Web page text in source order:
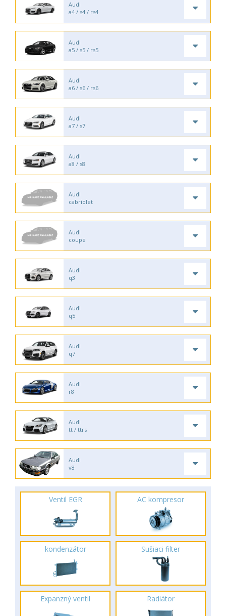
Audi
a4 / s4 / rs4
Audi
a5 / s5 / rs5
Audi
a6 / s6 / rs6
Audi
a7 / s7
Audi
a8 / s8
Audi
cabriolet
Audi
coupe
Audi
q3
Audi
q5
Audi
q7
Audi
r8
Audi
tt / ttrs
Audi
v8
Ventil EGR AC kompresor
kondenzátor Sušiaci filter
Expanzný ventil Radiátor